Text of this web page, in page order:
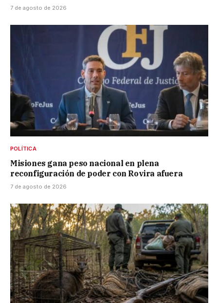
7 de agosto de 2026
POLÍTICA
Misiones gana peso nacional en plena
reconfiguración de poder con Rovira afuera
7 de agosto de 2026